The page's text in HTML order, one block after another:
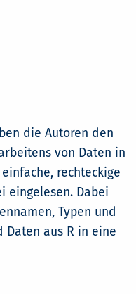
die Autoren den
von Daten in
rechteckige
eingelesen. Dabei
Typen und
Daten aus R in eine